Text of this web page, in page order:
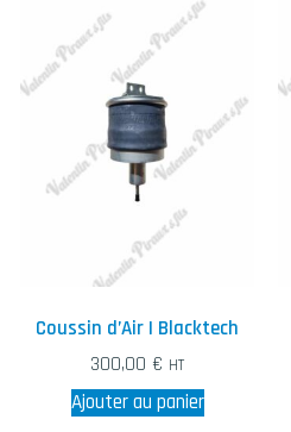
Coussin d’Air | Blacktech
300,00 € HT
Ajouter au panier